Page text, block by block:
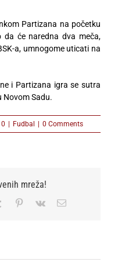
Partizana na početku
da će naredna dva meča,
a, umnogome uticati na
i Partizana igra se sutra
Novom Sadu.
Fudbal 0 Comments
mreža!
Tumblr Pinterest
Vk Email